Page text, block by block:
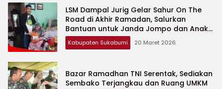
LSM Dampal Jurig Gelar Sahur On The
Road di Akhir Ramadan, Salurkan
Bantuan untuk Janda Jompo dan Anak
Yatim
Kabupaten Sukabumi 20 Maret 2026
Bazar Ramadhan TNI Serentak, Sediakan
Sembako Terjangkau dan Ruang UMKM